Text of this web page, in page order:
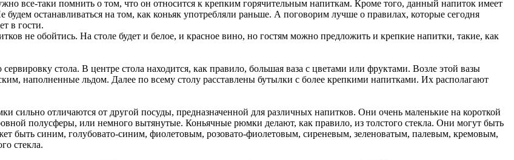
все-таки помнить о том, что он относится к крепким горячительным напиткам. Кроме того, данный напиток имеет
останавливаться на том, как коньяк употребляли раньше. А поговорим лучше о правилах, которые сегодня
в гости.
не обойтись. На столе будет и белое, и красное вино, но гостям можно предложить и крепкие напитки, такие, как
стола. В центре стола находится, как правило, большая ваза с цветами или фруктами. Возле этой вазы
наполненные льдом. Далее по всему столу расставлены бутылки с более крепкими напитками. Их располагают
сильно отличаются от другой посуды, предназначенной для различных напитков. Они очень маленькие на короткой
полусферы, или немного вытянутые. Коньячные рюмки делают, как правило, из толстого стекла. Они могут быть
быть синим, голубовато-синим, фиолетовым, розовато-фиолетовым, сиреневым, зеленоватым, палевым, кремовым,
стекла.